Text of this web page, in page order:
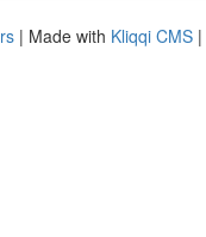
| Made with Kliqqi CMS |